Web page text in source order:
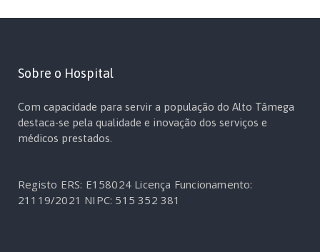
Sobre o Hospital
Com capacidade para servir a população do Alto Tâmega
destaca-se pela qualidade e inovação dos serviços e
médicos prestados.
Registo ERS: E158024 Licença Funcionamento:
21119/2021 NIPC: 515 352 381